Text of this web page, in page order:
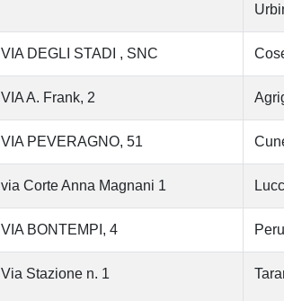
VIA DEGLI STADI , SNC
VIA A. Frank, 2
VIA PEVERAGNO, 51
via Corte Anna Magnani 1
VIA BONTEMPI, 4
Via Stazione n. 1